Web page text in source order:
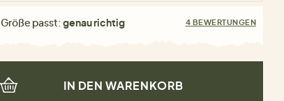
Größe passt:genau richtig 4 BEWERTUNGEN
IN DEN WARENKORB